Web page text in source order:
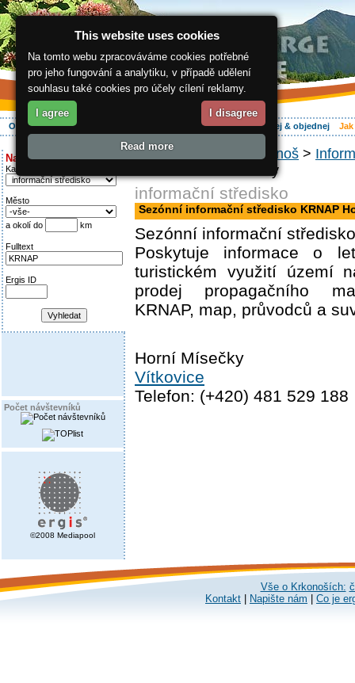
O regionu Aktivně Ubytování Hledej & objednej
Najděte si:
Kategorie
Město
a okolí do km
Fulltext
Ergis ID
Počet návštevníků
©2008 Mediapool
ergis.cz Jak do Krkonoš >
KRNAP Horní Mísečky
informační středisko
Sezónní informační středisko KRNAP
Sezónní informační středisko
Poskytuje informace o
turistickém využití území
prodej propagačního
KRNAP, map, průvodců a
Horní Mísečky
Vítkovice
Telefon: (+420) 481 529 188
Vše o Krkonoších:
Kontakt
Napište nám Co je
This website uses cookies
Na tomto webu zpracováváme cookies potřebné
pro jeho fungování a analytiku, v případě udělení
souhlasu také cookies pro účely cílení reklamy.
I agree I disagree
Read more